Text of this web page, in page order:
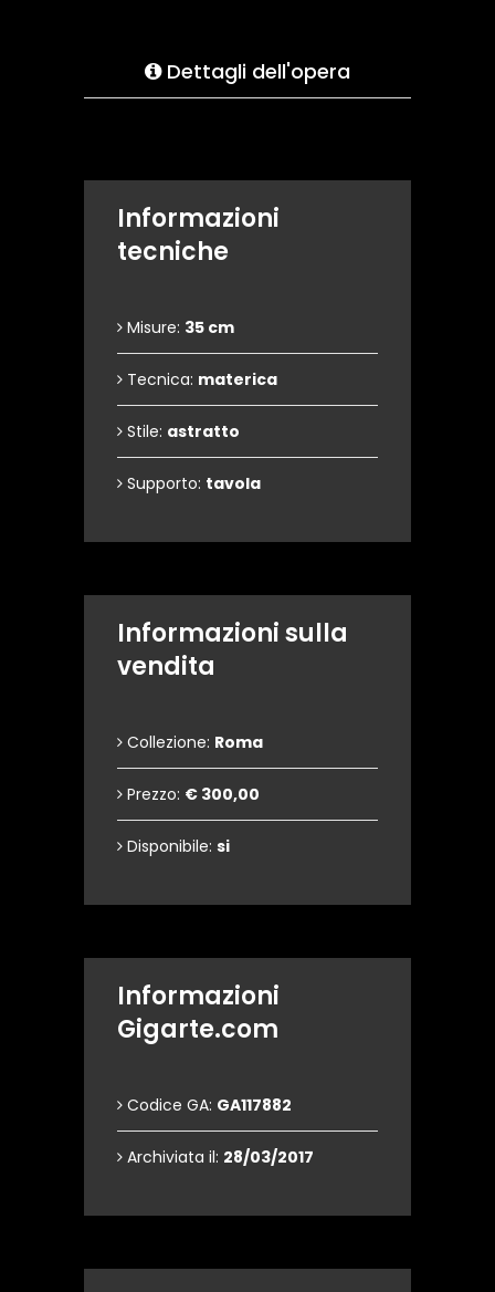
Dettagli dell'opera
Informazioni
tecniche
Misure: 35 cm
Tecnica: materica
Stile: astratto
Supporto: tavola
Informazioni sulla
vendita
Collezione: Roma
Prezzo: € 300,00
Disponibile: si
Informazioni
Gigarte.com
Codice GA: GA117882
Archiviata il: 28/03/2017